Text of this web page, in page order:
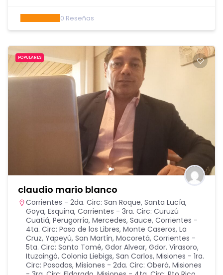
0 Reseñas
POPULARES
claudio mario blanco
Corrientes - 2da. Circ: San Roque, Santa Lucía,
Goya, Esquina, Corrientes - 3ra. Circ: Curuzú
Cuatiá, Perugorría, Mercedes, Sauce, Corrientes -
4ta. Circ: Paso de los Libres, Monte Caseros, La
Cruz, Yapeyú, San Martín, Mocoretá, Corrientes -
5ta. Circ: Santo Tomé, Gdor Alvear, Gdor. Virasoro,
Ituzaingó, Colonia Liebigs, San Carlos, Misiones - 1ra.
Circ: Posadas, Misiones - 2da. Circ: Oberá, Misiones